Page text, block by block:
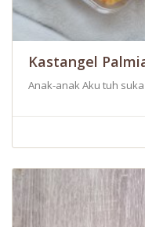
Kastangel
Anak-anak Aku tuh